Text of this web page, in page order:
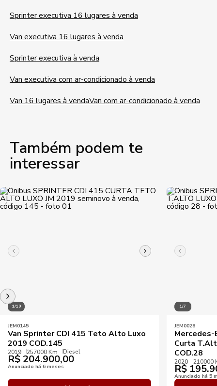
Sprinter executiva 16 lugares à venda
Van executiva 16 lugares à venda
Sprinter executiva à venda
Van executiva com ar-condicionado à venda
Van 16 lugares à vendaVan com ar-condicionado à venda
Também podem te
interessar
1/10
JEM0145
Van Sprinter CDI 415 Teto Alto Luxo
2019 COD.145
2019 257000 Km Diesel
R$ 204.900,00
Anunciado há 6 meses
1/7
JEM0028
Mercedes-
Curta
COD.28
2020 210000
R$
Anunciado há 5